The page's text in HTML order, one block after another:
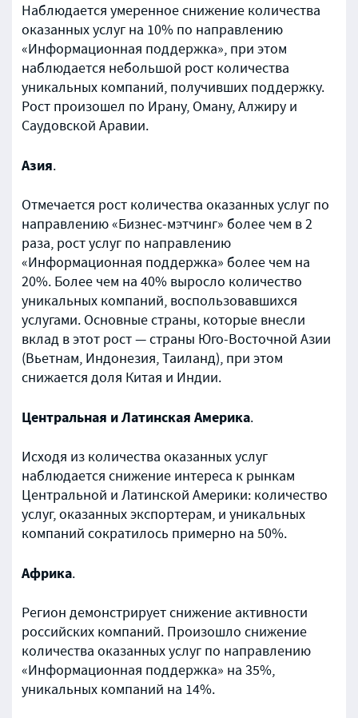
Наблюдается умеренное снижение количества
оказанных услуг на 10% по направлению
«Информационная поддержка», при этом
наблюдается небольшой рост количества
уникальных компаний, получивших поддержку.
Рост произошел по Ирану, Оману, Алжиру и
Саудовской Аравии.
Азия.
Отмечается рост количества оказанных услуг по
направлению «Бизнес-мэтчинг» более чем в 2
раза, рост услуг по направлению
«Информационная поддержка» более чем на
20%. Более чем на 40% выросло количество
уникальных компаний, воспользовавшихся
услугами. Основные страны, которые внесли
вклад в этот рост — страны Юго-Восточной Азии
(Вьетнам, Индонезия, Таиланд), при этом
снижается доля Китая и Индии.
Центральная и Латинская Америка.
Исходя из количества оказанных услуг
наблюдается снижение интереса к рынкам
Центральной и Латинской Америки: количество
услуг, оказанных экспортерам, и уникальных
компаний сократилось примерно на 50%.
Африка.
Регион демонстрирует снижение активности
российских компаний. Произошло снижение
количества оказанных услуг по направлению
«Информационная поддержка» на 35%,
уникальных компаний на 14%.